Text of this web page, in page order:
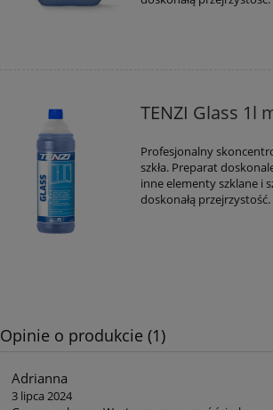
TENZI Glass 1l
Profesjonalny
szkła. Preparat
inne elementy szklane i
doskonałą przejrzystość.
Opinie o produkcie (1)
Adrianna
3 lipca 2024